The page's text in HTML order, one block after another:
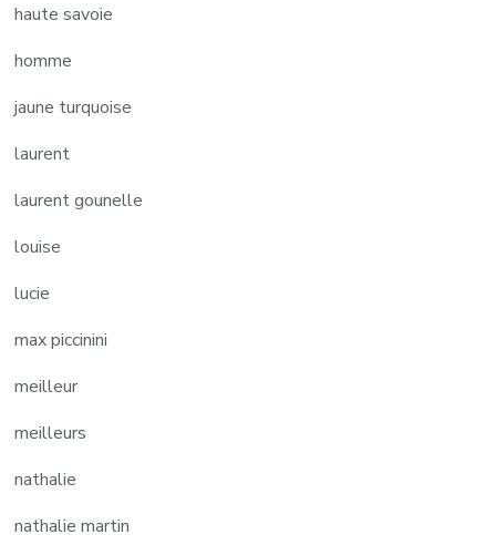
haute savoie
homme
jaune turquoise
laurent
laurent gounelle
louise
lucie
max piccinini
meilleur
meilleurs
nathalie
nathalie martin